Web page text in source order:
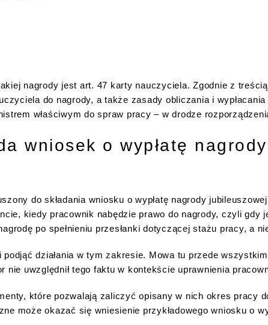
nagrody jest art. 47 karty nauczyciela. Zgodnie z
do nagrody, a także zasady obliczania i
właściwym do spraw pracy – w drodze
wniosek o wypłatę
do składania wniosku o wypłatę nagrody
kiedy pracownik nabędzie prawo do nagrody, czyli gdy
po spełnieniu przesłanki dotyczącej stażu pracy, a
działania w tym zakresie. Mowa tu przede
nie uwzględnił tego faktu w kontekście uprawnienia
które pozwalają zaliczyć opisany w nich okres pracy
może okazać się wniesienie przykładowego wniosku o